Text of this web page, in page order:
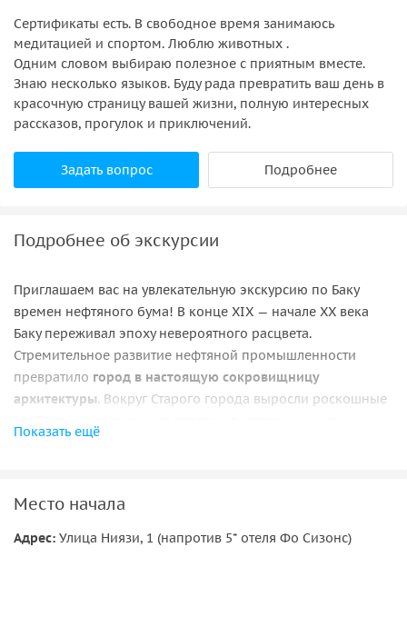
Сертификаты есть. В свободное время занимаюсь
медитацией и спортом. Люблю животных .
Одним словом выбираю полезное с приятным вместе.
Знаю несколько языков. Буду рада превратить ваш день в
красочную страницу вашей жизни, полную интересных
рассказов, прогулок и приключений.
Задать вопрос Подробнее
Подробнее об экскурсии
Приглашаем вас на увлекательную экскурсию по Баку
времен нефтяного бума! В конце XIX — начале XX века
Баку переживал эпоху невероятного расцвета.
Стремительное развитие нефтяной промышленности
превратило город в настоящую сокровищницу
архитектуры. Вокруг Старого города выросли роскошные
средства богатейших нефтяных магнатов и купцов первой
европейская утонченность встретилась с восточной
Показать ещё
Место начала
Адрес: Улица Ниязи, 1 (напротив 5* отеля Фо Сизонс)